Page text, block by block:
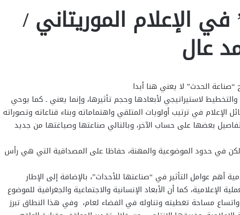
الإعلام الموريتاني /
عال
الحدث” لا يعني هنا أبدا
لاستيراتيجي لأبعادها وحجم تأثيرها، وإنما يعني ـ كما يوحي
الإعلام في ترتيب أولويات المتلقي واهتماماته وبناء قناعاته وتصوراته
بعضها على حساب الآخر، وبالتالي صناعتها وصياغتها من جديد
لكن في حدود الموضوعية والمهنة، حفاظا على المصداقية التي هي رأس
أهم عوامل التأثير في “صناعتها للأحداث”، بالإضافة إلى الإطار
الإعلامية، كما أن الأبعاد الإنسانية والاجتماعية والجغرافية للموضوع
مساحة تغطيته وتناوله في الفضاء لعام، وفي هذا النطاق تبرز